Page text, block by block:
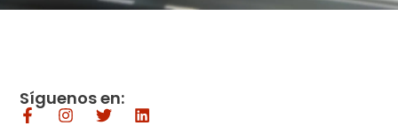
Síguenos en: